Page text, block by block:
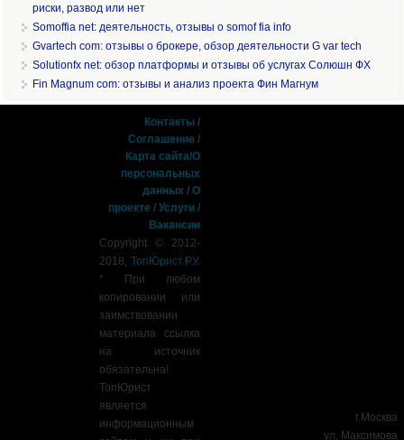
риски, развод или нет
Somoffia net: деятельность, отзывы о somof fia info
Gvartech com: отзывы о брокере, обзор деятельности G var tech
Solutionfx net: обзор платформы и отзывы об услугах Солюшн ФХ
Fin Magnum com: отзывы и анализ проекта Фин Магнум
Контакты /
Соглашение /
Карта сайта/О
персональных
данных /О
проекте /Услуги /
Вакансии
Copyright © 2012-
2018,ТопЮрист.РУ.
* При любом
копировании или
заимствовании
материала ссылка
на источник
обязательна!
ТопЮрист
является
информационным
г.Москва
ул. Максимова